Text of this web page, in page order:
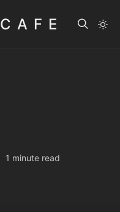
1 minute read